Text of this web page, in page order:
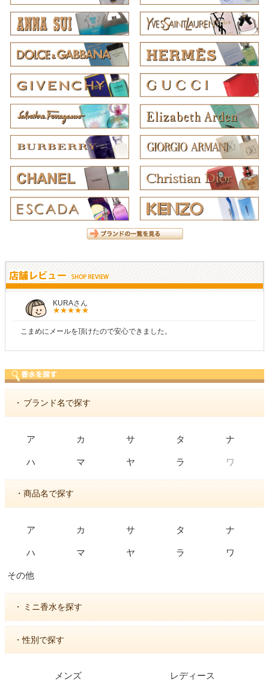
KURAさん
こまめにメールを頂けたので安心できました。
・ ブランド名で探す
ア カ サ タ ナ
ハ マ ヤ ラ ワ
・商品名で探す
ア カ サ タ ナ
ハ マ ヤ ラ ワ
その他
・ ミニ香水を探す
・性別で探す
メンズ レディース